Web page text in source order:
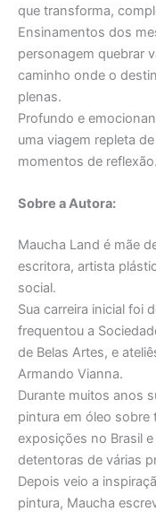
que transforma,
Ensinamentos dos
personagem quebrar
caminho onde o
plenas.
Profundo e
uma viagem repleta
momentos de reflexão.
Sobre a Autora:
Maucha Land é mãe
escritora, artista
social.
Sua carreira inicial foi
frequentou a
de Belas Artes, e
Armando Vianna.
Durante muitos anos
pintura em óleo sobre
exposições no Brasil
detentoras de várias
Depois veio a
pintura, Maucha